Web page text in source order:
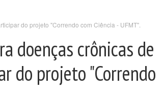
do projeto "Correndo com Ciência - UFMT".
doenças crônicas de
do projeto "Correndo